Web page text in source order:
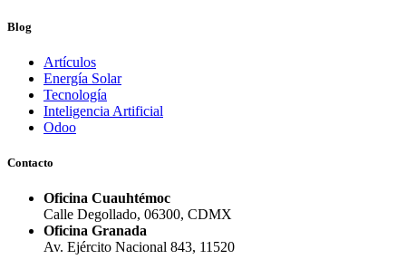
Blog
Artículos
Energía Solar
Tecnología
Inteligencia Artificial
Odoo
Contacto
Oficina Cuauhtémoc
Calle Degollado, 06300, CDMX
Oficina Granada
Av. Ejército Nacional 843, 11520